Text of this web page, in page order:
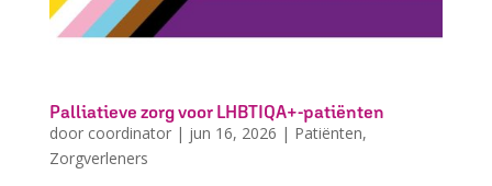
Palliatieve zorg voor LHBTIQA+-patiënten
door coordinator| jun 16, 2026 | Patiënten,
Zorgverleners